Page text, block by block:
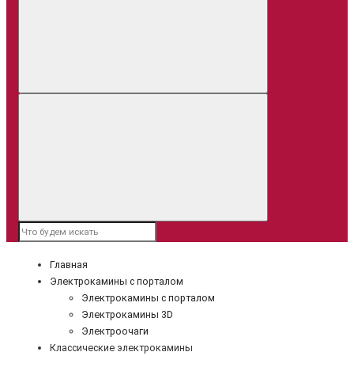
Главная
Электрокамины с порталом
Электрокамины с порталом
Электрокамины 3D
Электроочаги
Классические электрокамины